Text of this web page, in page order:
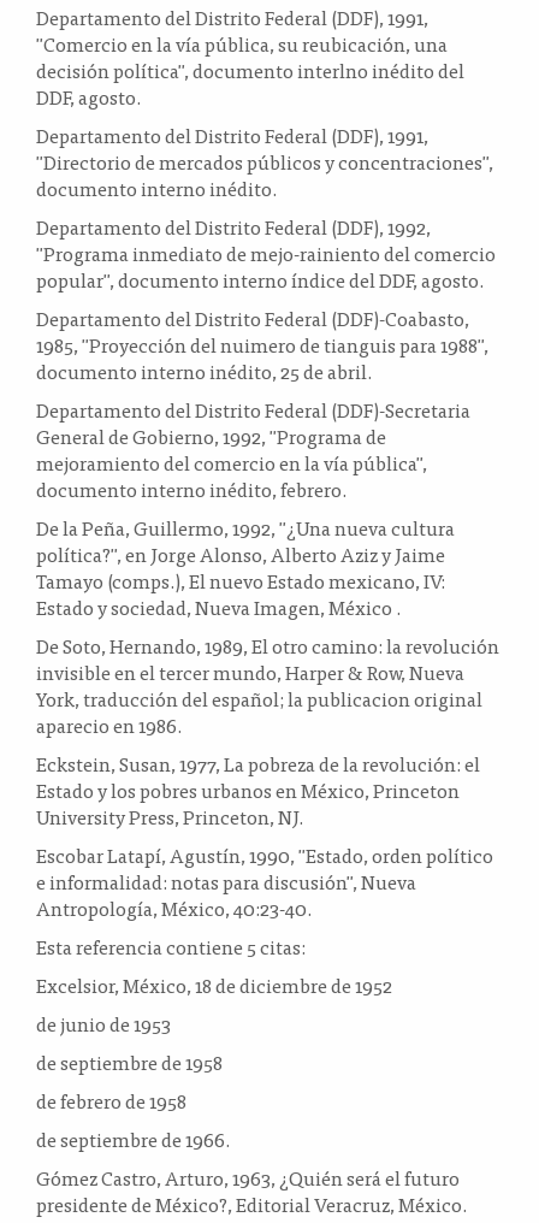
Departamento del Distrito Federal (DDF), 1991,
"Comercio en la vía pública, su reubicación, una
decisión política", documento interlno inédito del
DDF, agosto.
Departamento del Distrito Federal (DDF), 1991,
"Directorio de mercados públicos y concentraciones",
documento interno inédito.
Departamento del Distrito Federal (DDF), 1992,
"Programa inmediato de mejo-rainiento del comercio
popular", documento interno índice del DDF, agosto.
Departamento del Distrito Federal (DDF)-Coabasto,
1985, "Proyección del nuimero de tianguis para 1988",
documento interno inédito, 25 de abril.
Departamento del Distrito Federal (DDF)-Secretaria
General de Gobierno, 1992, "Programa de
mejoramiento del comercio en la vía pública",
documento interno inédito, febrero.
De la Peña, Guillermo, 1992, "¿Una nueva cultura
política?", en Jorge Alonso, Alberto Aziz y Jaime
Tamayo (comps.), El nuevo Estado mexicano, IV:
Estado y sociedad, Nueva Imagen, México .
De Soto, Hernando, 1989, El otro camino: la revolución
invisible en el tercer mundo, Harper & Row, Nueva
York, traducción del español; la publicacion original
aparecio en 1986.
Eckstein, Susan, 1977, La pobreza de la revolución: el
Estado y los pobres urbanos en México, Princeton
University Press, Princeton, NJ.
Escobar Latapí, Agustín, 1990, "Estado, orden político
e informalidad: notas para discusión", Nueva
Antropología, México, 40:23-40.
Esta referencia contiene 5 citas:
Excelsior, México, 18 de diciembre de 1952
de junio de 1953
de septiembre de 1958
de febrero de 1958
de septiembre de 1966.
Gómez Castro, Arturo, 1963, ¿Quién será el futuro
presidente de México?, Editorial Veracruz, México.